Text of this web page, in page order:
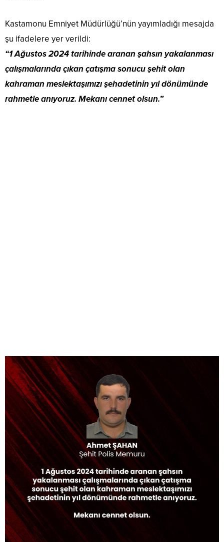
Kastamonu Emniyet Müdürlüğü’nün yayımladığı mesajda
şu ifadelere yer verildi:
“1 Ağustos 2024 tarihinde aranan şahsın yakalanması
çalışmalarında çıkan çatışma sonucu şehit olan
kahraman meslektaşımızı şehadetinin yıl dönümünde
rahmetle anıyoruz. Mekanı cennet olsun.”